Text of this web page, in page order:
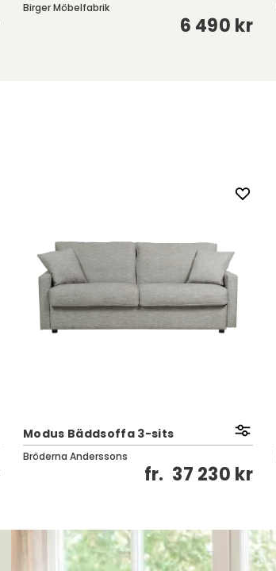
Birger Möbelfabrik
6 490 kr
Modus Bäddsoffa 3-sits
Bröderna Anderssons
fr. 37 230 kr